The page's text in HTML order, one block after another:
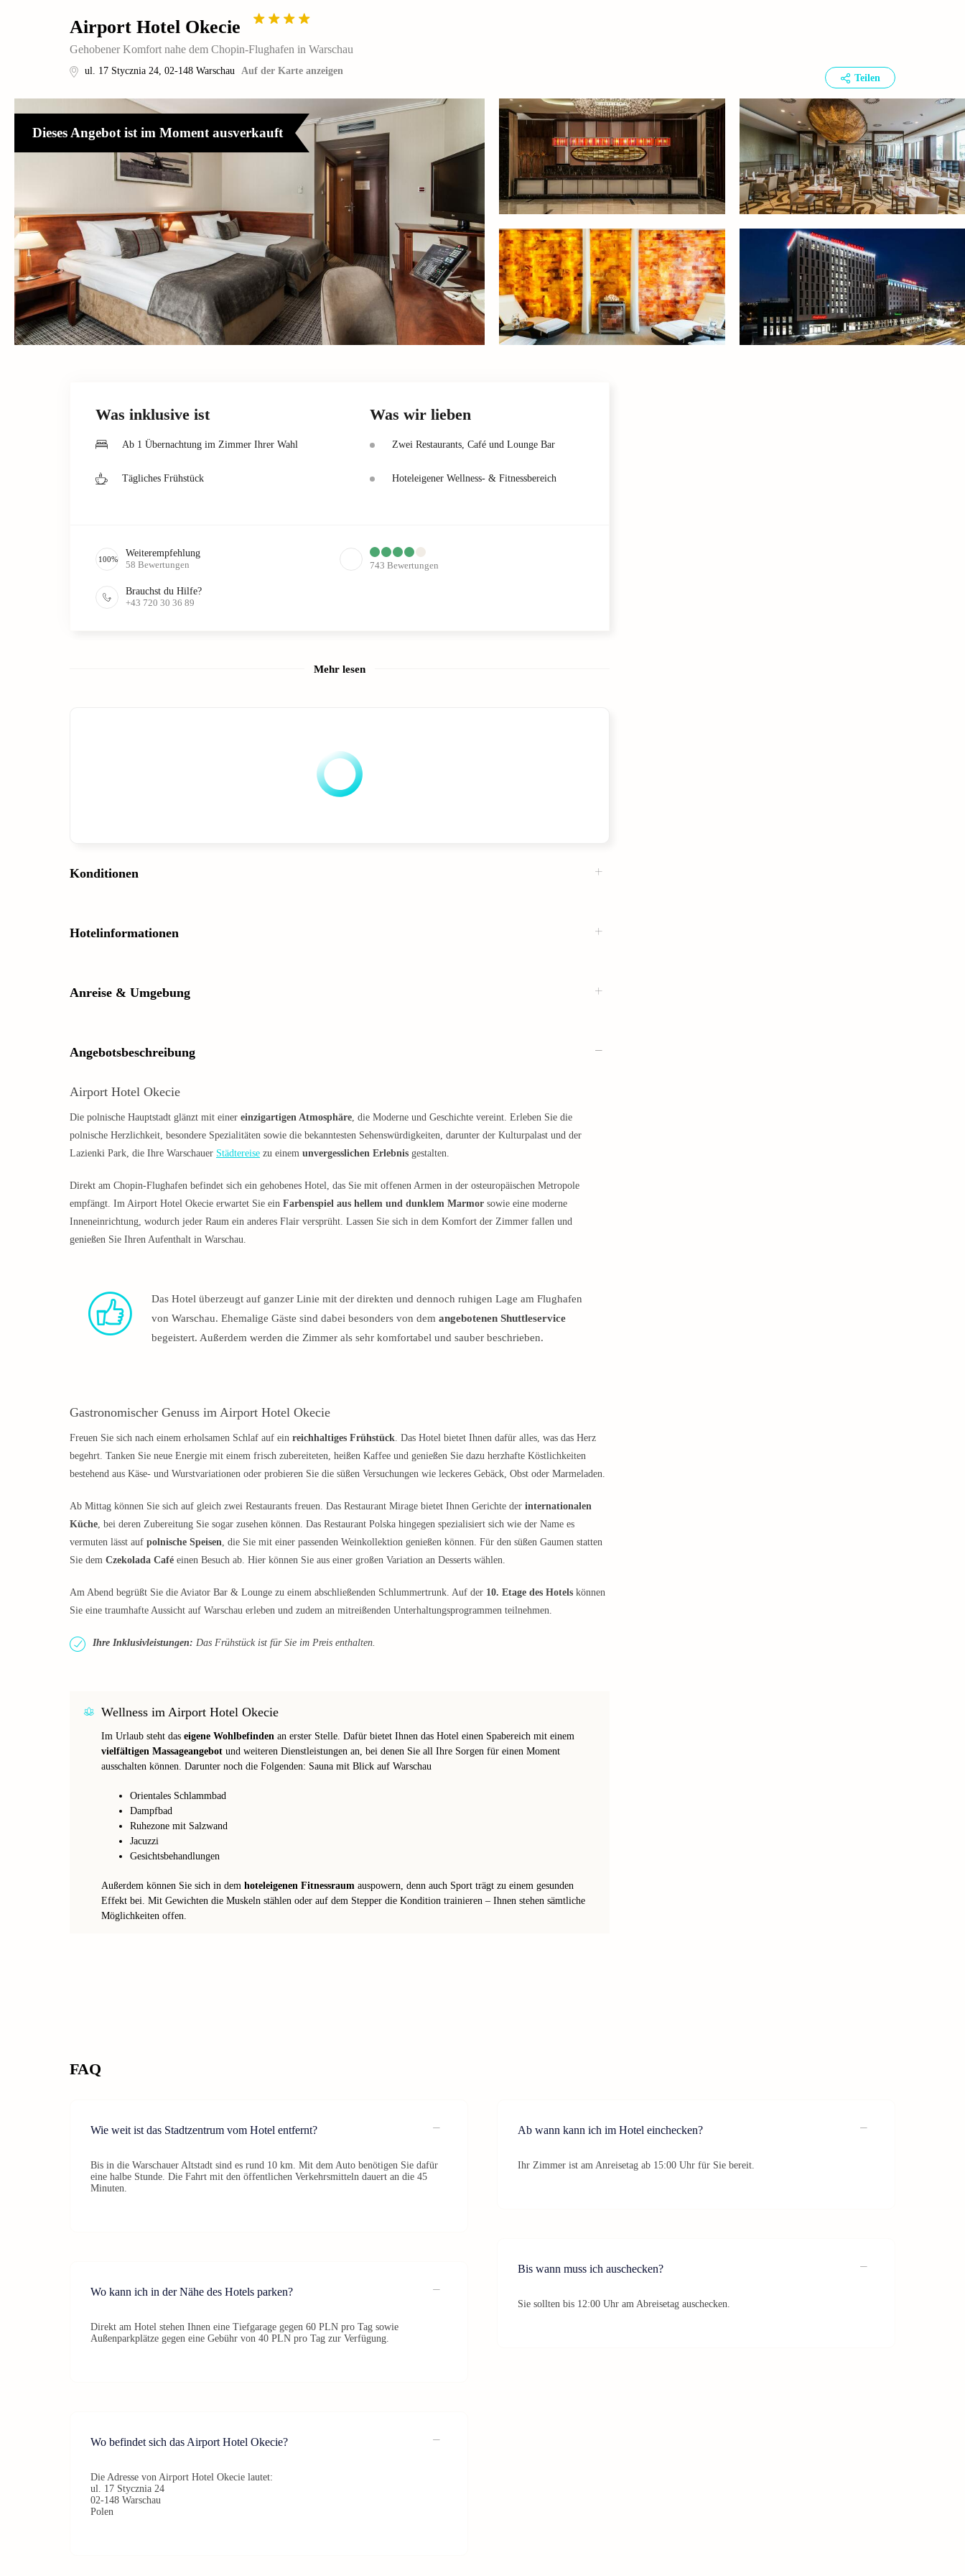
Airport Hotel Okecie
Gehobener Komfort nahe dem Chopin-Flughafen in Warschau
ul. 17 Stycznia 24, 02-148 Warschau Auf der Karte anzeigen
Teilen
Dieses Angebot ist im Moment ausverkauft
Was inklusive ist
Ab 1 Übernachtung im Zimmer Ihrer Wahl
Tägliches Frühstück
Was wir lieben
Zwei Restaurants, Café und Lounge Bar
Hoteleigener Wellness- & Fitnessbereich
100%
Weiterempfehlung
58 Bewertungen 743 Bewertungen
Brauchst du Hilfe?
+43 720 30 36 89
Mehr lesen
Konditionen
Hotelinformationen
Anreise & Umgebung
Angebotsbeschreibung
Airport Hotel Okecie
Die polnische Hauptstadt glänzt mit einer einzigartigen Atmosphäre , die Moderne und Geschichte vereint. Erleben Sie die
polnische Herzlichkeit, besondere Spezialitäten sowie die bekanntesten Sehenswürdigkeiten, darunter der Kulturpalast und der
Lazienki Park, die Ihre Warschauer Städtereise zu einem unvergesslichen Erlebnis gestalten.
Direkt am Chopin-Flughafen befindet sich ein gehobenes Hotel, das Sie mit offenen Armen in der osteuropäischen Metropole
empfängt. Im Airport Hotel Okecie erwartet Sie ein Farbenspiel aus hellem und dunklem Marmor sowie eine moderne
Inneneinrichtung, wodurch jeder Raum ein anderes Flair versprüht. Lassen Sie sich in dem Komfort der Zimmer fallen und
genießen Sie Ihren Aufenthalt in Warschau.
Das Hotel überzeugt auf ganzer Linie mit der direkten und dennoch ruhigen Lage am Flughafen
von Warschau. Ehemalige Gäste sind dabei besonders von dem angebotenen Shuttleservice
begeistert. Außerdem werden die Zimmer als sehr komfortabel und sauber beschrieben.
Gastronomischer Genuss im Airport Hotel Okecie
Freuen Sie sich nach einem erholsamen Schlaf auf ein reichhaltiges Frühstück . Das Hotel bietet Ihnen dafür alles, was das Herz
begehrt. Tanken Sie neue Energie mit einem frisch zubereiteten, heißen Kaffee und genießen Sie dazu herzhafte Köstlichkeiten
bestehend aus Käse- und Wurstvariationen oder probieren Sie die süßen Versuchungen wie leckeres Gebäck, Obst oder Marmeladen.
Ab Mittag können Sie sich auf gleich zwei Restaurants freuen. Das Restaurant Mirage bietet Ihnen Gerichte der internationalen
Küche , bei deren Zubereitung Sie sogar zusehen können. Das Restaurant Polska hingegen spezialisiert sich wie der Name es
vermuten lässt auf polnische Speisen , die Sie mit einer passenden Weinkollektion genießen können. Für den süßen Gaumen statten
Sie dem Czekolada Café einen Besuch ab. Hier können Sie aus einer großen Variation an Desserts wählen.
Am Abend begrüßt Sie die Aviator Bar & Lounge zu einem abschließenden Schlummertrunk. Auf der 10. Etage des Hotels können
Sie eine traumhafte Aussicht auf Warschau erleben und zudem an mitreißenden Unterhaltungsprogrammen teilnehmen.
Ihre Inklusivleistungen: Das Frühstück ist für Sie im Preis enthalten.
Wellness im Airport Hotel Okecie
Im Urlaub steht das eigene Wohlbefinden an erster Stelle. Dafür bietet Ihnen das Hotel einen Spabereich mit einem
vielfältigen Massageangebot und weiteren Dienstleistungen an, bei denen Sie all Ihre Sorgen für einen Moment
ausschalten können. Darunter noch die Folgenden: Sauna mit Blick auf Warschau
Orientales Schlammbad
Dampfbad
Ruhezone mit Salzwand
Jacuzzi
Gesichtsbehandlungen
Außerdem können Sie sich in dem hoteleigenen Fitnessraum auspowern, denn auch Sport trägt zu einem gesunden
Effekt bei. Mit Gewichten die Muskeln stählen oder auf dem Stepper die Kondition trainieren – Ihnen stehen sämtliche
Möglichkeiten offen.
FAQ
Wie weit ist das Stadtzentrum vom Hotel entfernt?
Bis in die Warschauer Altstadt sind es rund 10 km. Mit dem Auto benötigen Sie dafür
eine halbe Stunde. Die Fahrt mit den öffentlichen Verkehrsmitteln dauert an die 45
Minuten.
Wo kann ich in der Nähe des Hotels parken?
Direkt am Hotel stehen Ihnen eine Tiefgarage gegen 60 PLN pro Tag sowie
Außenparkplätze gegen eine Gebühr von 40 PLN pro Tag zur Verfügung.
Wo befindet sich das Airport Hotel Okecie?
Die Adresse von Airport Hotel Okecie lautet:
ul. 17 Stycznia 24
02-148 Warschau
Polen
Ab wann kann ich im Hotel einchecken?
Ihr Zimmer ist am Anreisetag ab 15:00 Uhr für Sie bereit.
Bis wann muss ich auschecken?
Sie sollten bis 12:00 Uhr am Abreisetag auschecken.